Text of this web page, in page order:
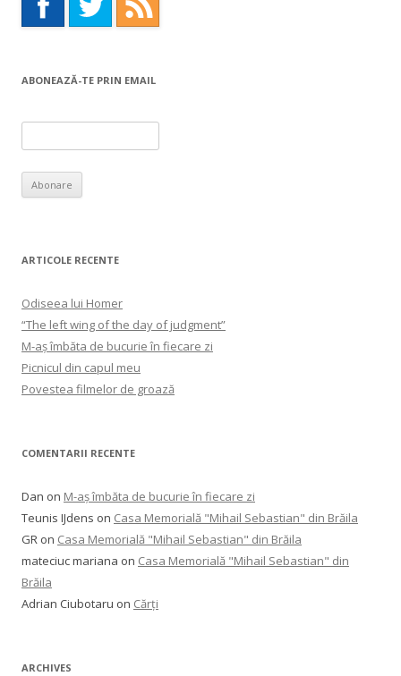
ABONEAZĂ-TE PRIN EMAIL
ARTICOLE RECENTE
Odiseea lui Homer
“The left wing of the day of judgment”
M-aș îmbăta de bucurie în fiecare zi
Picnicul din capul meu
Povestea filmelor de groază
COMENTARII RECENTE
Dan on M-aș îmbăta de bucurie în fiecare zi
Teunis IJdens on Casa Memorială "Mihail Sebastian" din Brăila
GR on Casa Memorială "Mihail Sebastian" din Brăila
mateciuc mariana on Casa Memorială "Mihail Sebastian" din
Brăila
Adrian Ciubotaru on Cărți
ARCHIVES